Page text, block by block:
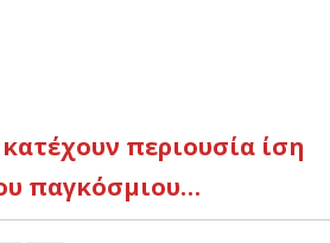
περιουσία ίση
παγκόσμιου…